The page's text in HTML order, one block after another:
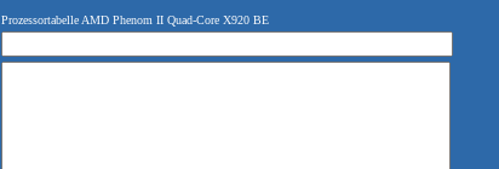
Prozessortabelle AMD Phenom II Quad-Core X920 BE